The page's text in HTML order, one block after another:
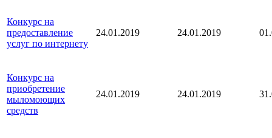
Конкурс на
предоставление
услуг по интернету
24.01.2019 24.01.2019
Конкурс на
приобретение
мыломоющих
средств
24.01.2019 24.01.2019